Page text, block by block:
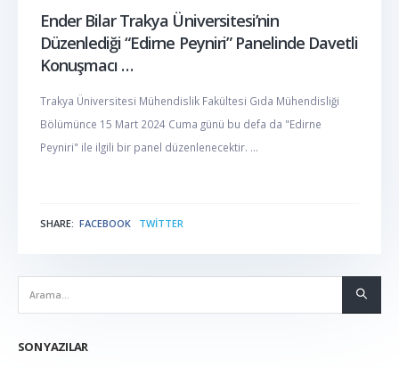
Ender Bilar Trakya Üniversitesi’nin
Düzenlediği “Edirne Peyniri” Panelinde Davetli
Konuşmacı …
Trakya Üniversitesi Mühendislik Fakültesi Gıda Mühendisliği
Bölümünce 15 Mart 2024 Cuma günü bu defa da "Edirne
Peyniri" ile ilgili bir panel düzenlenecektir. ...
SHARE: FACEBOOK TWITTER
SON YAZILAR